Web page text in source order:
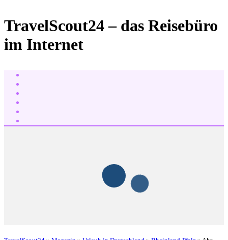
TravelScout24 – das Reisebüro
im Internet